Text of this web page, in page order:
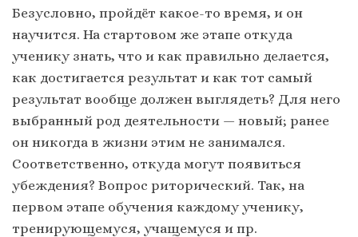
Безусловно, пройдёт какое-то время, и он
научится. На стартовом же этапе откуда
ученику знать, что и как правильно делается,
как достигается результат и как тот самый
результат вообще должен выглядеть? Для него
выбранный род деятельности — новый; ранее
он никогда в жизни этим не занимался.
Соответственно, откуда могут появиться
убеждения? Вопрос риторический. Так, на
первом этапе обучения каждому ученику,
тренирующемуся, учащемуся и пр.